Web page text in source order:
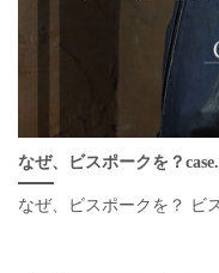
なぜ、ビスポークを？
なぜ、ビスポークを？ ビ